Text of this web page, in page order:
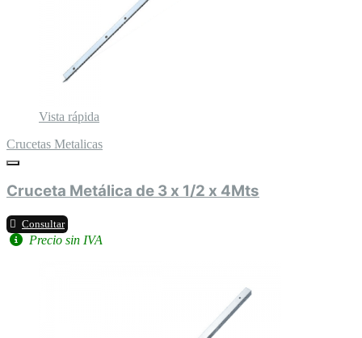
Vista rápida
Crucetas Metalicas
Cruceta Metálica de 3 x 1/2 x 4Mts
Consultar
Precio sin IVA